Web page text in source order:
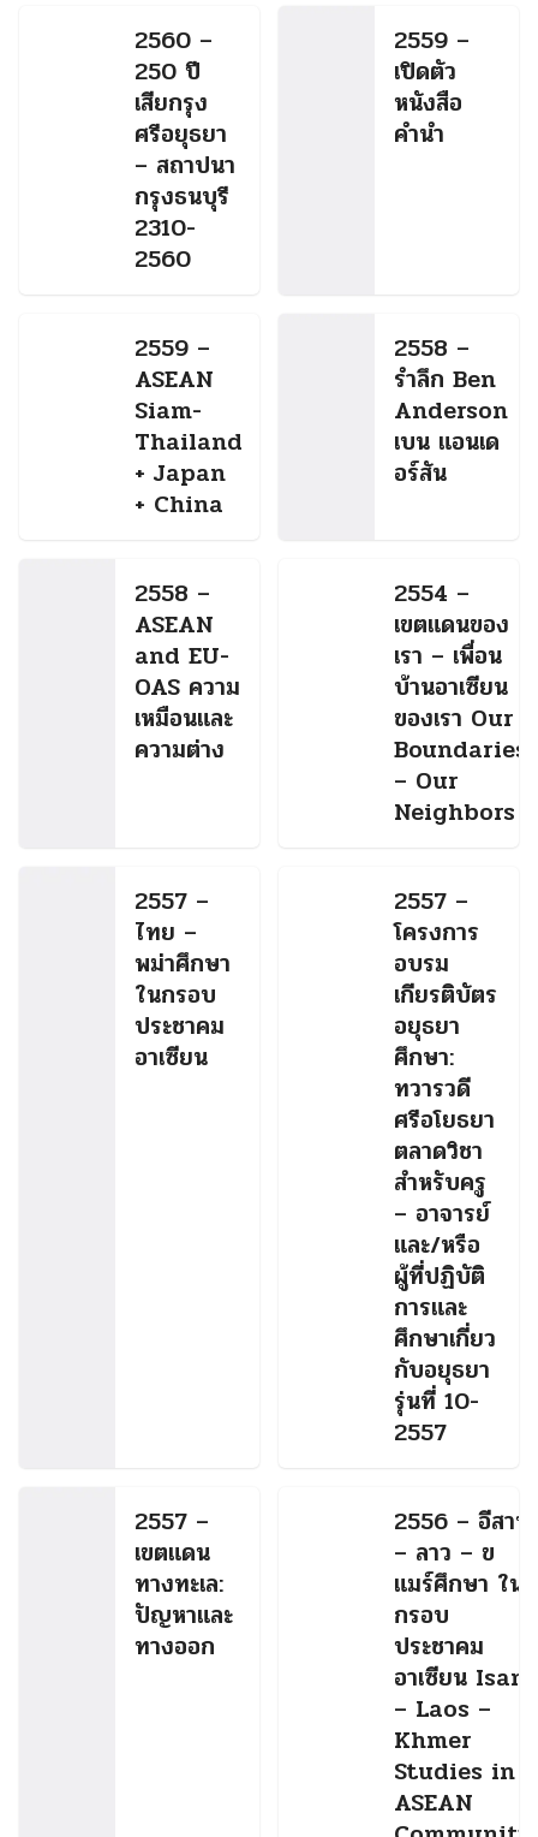
2560 –
250 ปี
เสียกรุง
ศรีอยุธยา
– สถาปนา
กรุงธนบุรี
2310-
2560
2559 –
เปิดตัว
หนังสือ
คำนำ
2559 –
ASEAN
Siam-
Thailand
+ Japan
+ China
2558 –
รำลึก Ben
Anderson
เบน แอนเด
อร์สัน
2558 –
ASEAN
and EU-
OAS ความ
เหมือนและ
ความต่าง
2554 –
เขตแดนของ
เรา – เพื่อน
บ้านอาเซียน
ของเรา Our
Boundaries
– Our
Neighbors
2557 –
ไทย –
พม่าศึกษา
ในกรอบ
ประชาคม
อาเซียน
2557 –
โครงการ
อบรม
เกียรติบัตร
อยุธยา
ศึกษา:
ทวารวดี
ศรีอโยธยา
ตลาดวิชา
สำหรับครู
– อาจารย์
และ/หรือ
ผู้ที่ปฏิบัติ
การและ
ศึกษาเกี่ยว
กับอยุธยา
รุ่นที่ 10-
2557
2557 –
เขตแดน
ทางทะเล:
ปัญหาและ
ทางออก
2556 – อีสาน
– ลาว – ข
แมร์ศึกษา ใน
กรอบ
ประชาคม
อาเซียน Isan
– Laos –
Khmer
Studies in
ASEAN